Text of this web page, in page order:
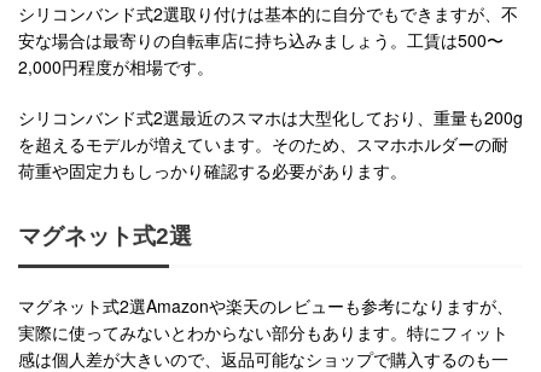
シリコンバンド式2選取り付けは基本的に自分でもできますが、不
安な場合は最寄りの自転車店に持ち込みましょう。工賃は500〜
2,000円程度が相場です。
シリコンバンド式2選最近のスマホは大型化しており、重量も200g
を超えるモデルが増えています。そのため、スマホホルダーの耐
荷重や固定力もしっかり確認する必要があります。
マグネット式2選
マグネット式2選Amazonや楽天のレビューも参考になりますが、
実際に使ってみないとわからない部分もあります。特にフィット
感は個人差が大きいので、返品可能なショップで購入するのも一